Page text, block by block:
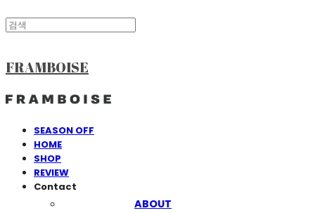
FRAMBOISE
SEASON OFF
HOME
SHOP
REVIEW
Contact
ABOUT